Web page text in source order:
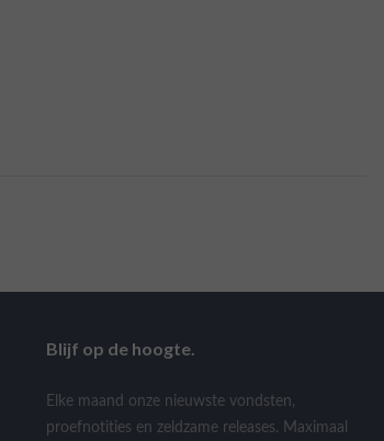
Blijf op de hoogte.
Elke maand onze nieuwste vondsten,
proefnotities en zeldzame releases. Maximaal